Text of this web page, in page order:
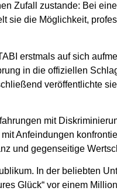
Zufall zustande: Bei
sie die Möglichkeit,
erstmals auf sich
in die offiziellen
veröffentlichte
mit
Anfeindungen
und gegenseitige
In der beliebten
Glück“ vor einem